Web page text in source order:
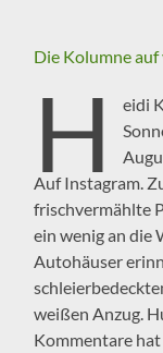
Die Kolumne
H
eidi
Auf Instagram.
frischvermählte
ein wenig an die
Autohäuser
weißen Anzug.
Kommentare